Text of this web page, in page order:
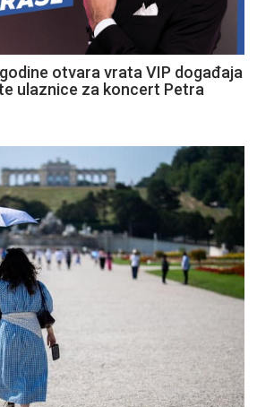
otvara vrata VIP događaja
ulaznice za koncert Petra